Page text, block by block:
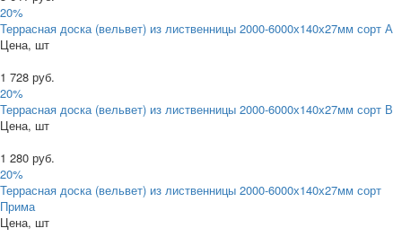
20%
Террасная доска (вельвет) из лиственницы 2000-6000х140х27мм сорт А
Цена, шт
1 728 руб.
20%
Террасная доска (вельвет) из лиственницы 2000-6000х140х27мм сорт В
Цена, шт
1 280 руб.
20%
Террасная доска (вельвет) из лиственницы 2000-6000х140х27мм сорт
Прима
Цена, шт